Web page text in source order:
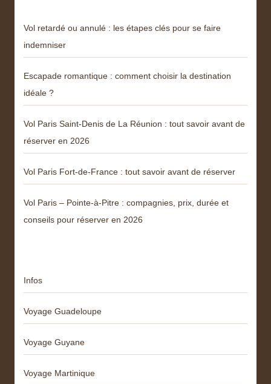
Vol retardé ou annulé : les étapes clés pour se faire
indemniser
Escapade romantique : comment choisir la destination
idéale ?
Vol Paris Saint-Denis de La Réunion : tout savoir avant de
réserver en 2026
Vol Paris Fort-de-France : tout savoir avant de réserver
Vol Paris – Pointe-à-Pitre : compagnies, prix, durée et
conseils pour réserver en 2026
Infos
Voyage Guadeloupe
Voyage Guyane
Voyage Martinique